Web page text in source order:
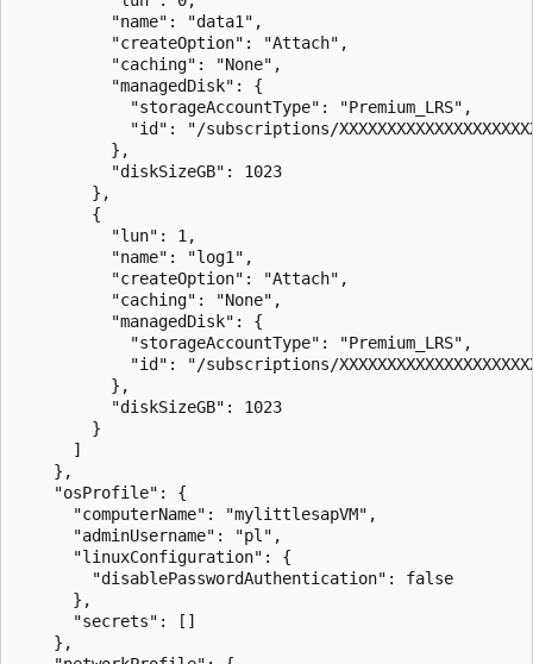
          "name": "data1",
          "createOption": "Attach",
          "caching": "None",
          "managedDisk": {
            "storageAccountType": "Premium_LRS",
"id": "/subscriptions/
          },
          "diskSizeGB": 1023
        },
        {
          "lun": 1,
          "name": "log1",
          "createOption": "Attach",
          "caching": "None",
          "managedDisk": {
            "storageAccountType": "Premium_LRS",
"id": "/subscriptions/
          },
          "diskSizeGB": 1023
        }
      ]
    },
    "osProfile": {
      "computerName": "mylittlesapVM",
      "adminUsername": "pl",
      "linuxConfiguration": {
        "disablePasswordAuthentication": false
      },
      "secrets": []
    },